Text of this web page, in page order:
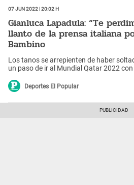
07 Jun 2022 | 20:02 h
Gianluca Lapadula: “Te
llanto de la prensa italiana
Bambino
Los tanos se arrepienten de haber
un paso de ir al Mundial Qatar 2022
Deportes El Popular